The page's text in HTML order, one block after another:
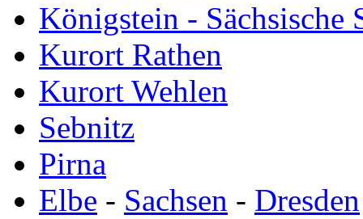
Königstein - Sächsische
Kurort Rathen
Kurort Wehlen
Sebnitz
Pirna
Elbe - Sachsen - Dresden